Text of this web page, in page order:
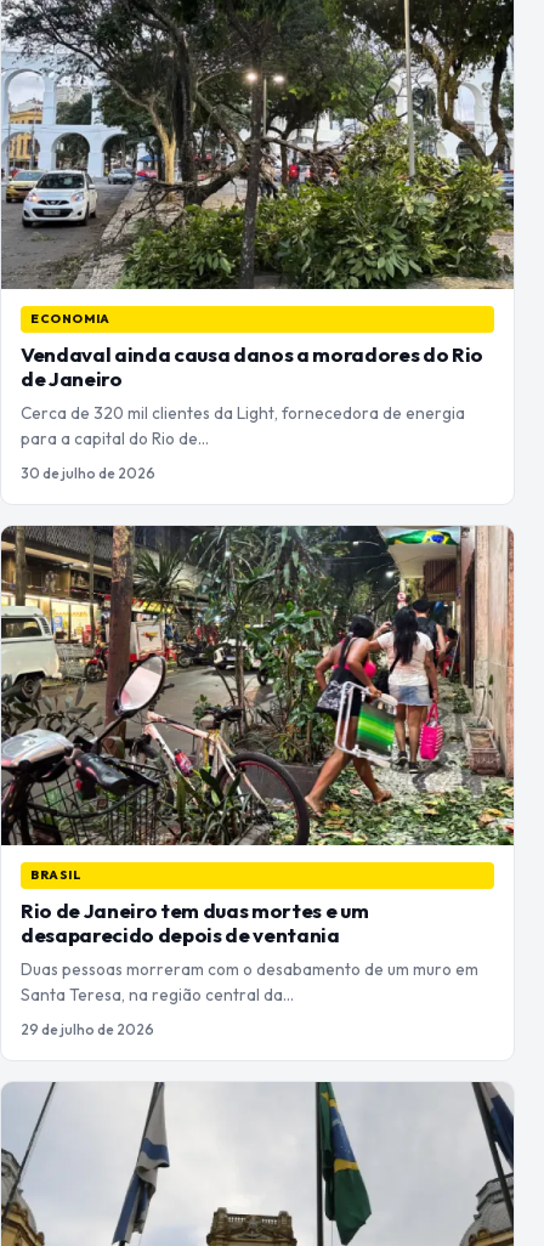
ECONOMIA
Vendaval ainda causa danos a moradores do Rio
de Janeiro
Cerca de 320 mil clientes da Light, fornecedora de energia
para a capital do Rio de…
30 de julho de 2026
BRASIL
Rio de Janeiro tem duas mortes e um
desaparecido depois de ventania
Duas pessoas morreram com o desabamento de um muro em
Santa Teresa, na região central da…
29 de julho de 2026